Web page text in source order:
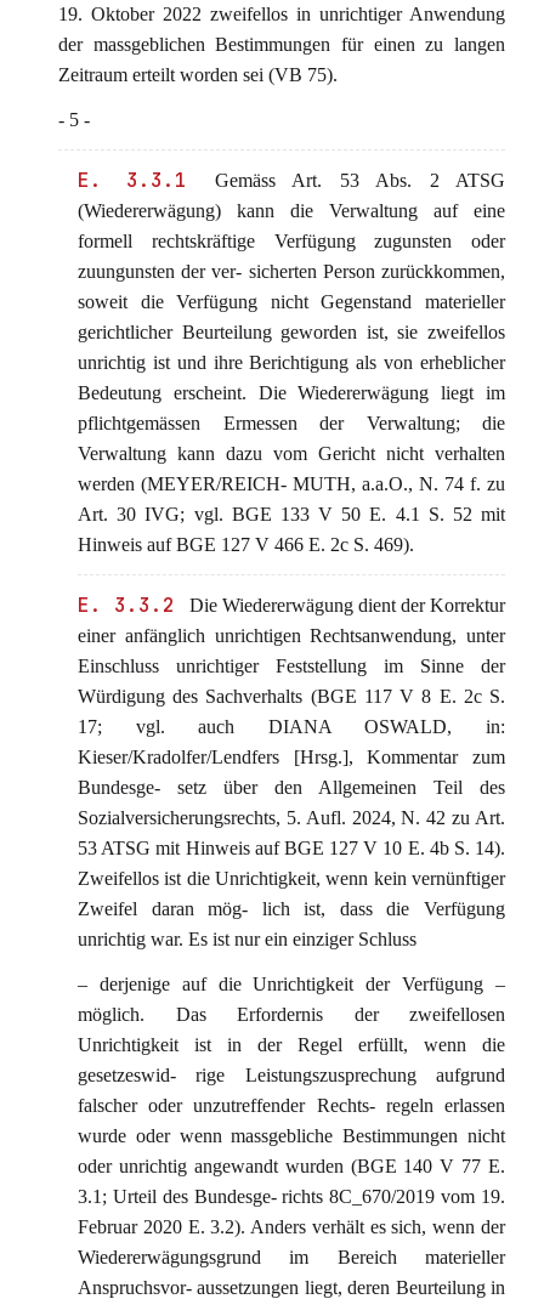
19. Oktober 2022 zweifellos in unrichtiger Anwendung
der massgeblichen Bestimmungen für einen zu langen
Zeitraum erteilt worden sei (VB 75).
- 5 -
E. 3.3.1
Gemäss Art. 53 Abs. 2 ATSG
(Wiedererwägung) kann die Verwaltung auf eine
formell rechtskräftige Verfügung zugunsten oder
zuungunsten der ver- sicherten Person zurückkommen,
soweit die Verfügung nicht Gegenstand materieller
gerichtlicher Beurteilung geworden ist, sie zweifellos
unrichtig ist und ihre Berichtigung als von erheblicher
Bedeutung erscheint. Die Wiedererwägung liegt im
pflichtgemässen Ermessen der Verwaltung; die
Verwaltung kann dazu vom Gericht nicht verhalten
werden (MEYER/REICH- MUTH, a.a.O., N. 74 f. zu
Art. 30 IVG; vgl. BGE 133 V 50 E. 4.1 S. 52 mit
Hinweis auf BGE 127 V 466 E. 2c S. 469).
E. 3.3.2
Die Wiedererwägung dient der Korrektur
einer anfänglich unrichtigen Rechtsanwendung, unter
Einschluss unrichtiger Feststellung im Sinne der
Würdigung des Sachverhalts (BGE 117 V 8 E. 2c S.
17; vgl. auch DIANA OSWALD, in:
Kieser/Kradolfer/Lendfers [Hrsg.], Kommentar zum
Bundesge- setz über den Allgemeinen Teil des
Sozialversicherungsrechts, 5. Aufl. 2024, N. 42 zu Art.
53 ATSG mit Hinweis auf BGE 127 V 10 E. 4b S. 14).
Zweifellos ist die Unrichtigkeit, wenn kein vernünftiger
Zweifel daran mög- lich ist, dass die Verfügung
unrichtig war. Es ist nur ein einziger Schluss
– derjenige auf die Unrichtigkeit der Verfügung –
möglich. Das Erfordernis der zweifellosen
Unrichtigkeit ist in der Regel erfüllt, wenn die
gesetzeswid- rige Leistungszusprechung aufgrund
falscher oder unzutreffender Rechts- regeln erlassen
wurde oder wenn massgebliche Bestimmungen nicht
oder unrichtig angewandt wurden (BGE 140 V 77 E.
3.1; Urteil des Bundesge- richts 8C_670/2019 vom 19.
Februar 2020 E. 3.2). Anders verhält es sich, wenn der
Wiedererwägungsgrund im Bereich materieller
Anspruchsvor- aussetzungen liegt, deren Beurteilung in